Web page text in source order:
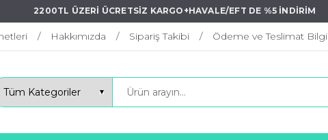
2200TL ÜZERİ ÜCRETSİZ KARGO+HAVALE/EFT DE %5 İNDİRİM
Hakkımızda Sipariş Takibi Ödeme ve Teslimat